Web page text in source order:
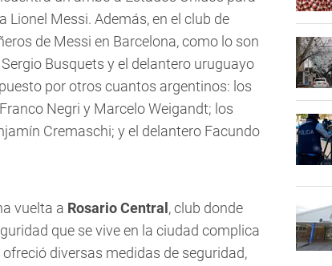
Lionel Messi. Además, en el club de
de Messi en Barcelona, como lo son
Busquets y el delantero uruguayo
por otros cuantos argentinos: los
Negri y Marcelo Weigandt; los
Cremaschi; y el delantero Facundo
vuelta a Rosario Central , club donde
que se vive en la ciudad complica
ofreció diversas medidas de seguridad,